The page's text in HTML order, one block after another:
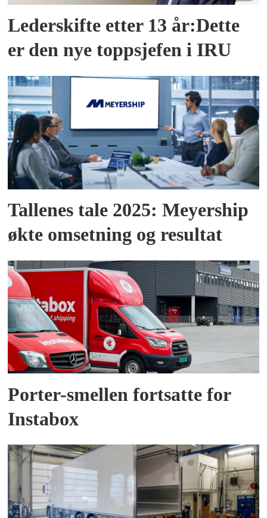
Lederskifte etter 13 år:Dette
er den nye toppsjefen i IRU
Tallenes tale 2025: Meyership
økte omsetning og resultat
Porter-smellen fortsatte for
Instabox